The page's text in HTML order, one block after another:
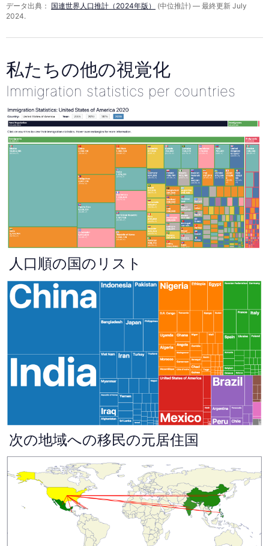
データ出典： 国連世界人口推計（2024年版）
(中位推計) — 最終更新 July
2024.
私たちの他の視覚化
Immigration statistics per countries
人口順の国のリスト
次の地域への移民の元居住国